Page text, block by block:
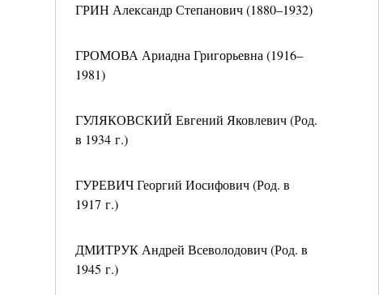
ГРИН Александр Степанович (1880–1932)
ГРОМОВА Ариадна Григорьевна (1916–
1981)
ГУЛЯКОВСКИЙ Евгений Яковлевич (Род.
в 1934 г.)
ГУРЕВИЧ Георгий Иосифович (Род. в
1917 г.)
ДМИТРУК Андрей Всеволодович (Род. в
1945 г.)